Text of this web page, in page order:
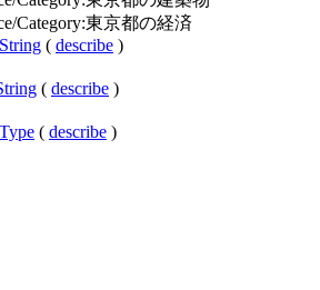
Category:東京都の経済
( describe )
( describe )
( describe )